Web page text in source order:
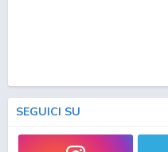
SEGUICI SU